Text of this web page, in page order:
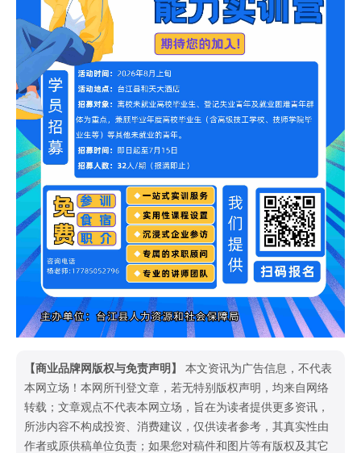
【商业品牌网版权与免责声明】
本文资讯为广告信息，不代表
本网立场！本网所刊登文章，若无特别版权声明，均来自网络
转载；文章观点不代表本网立场，旨在为读者提供更多资讯，
所涉内容不构成投资、消费建议，仅供读者参考，其真实性由
作者或原供稿单位负责；如果您对稿件和图片等有版权及其它